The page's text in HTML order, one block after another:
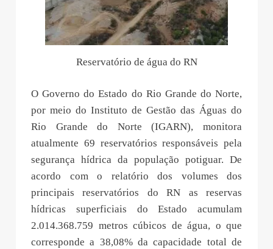
Reservatório de água do RN
O Governo do Estado do Rio Grande do Norte,
por meio do Instituto de Gestão das Águas do
Rio Grande do Norte (IGARN), monitora
atualmente 69 reservatórios responsáveis pela
segurança hídrica da população potiguar. De
acordo com o relatório dos volumes dos
principais reservatórios do RN as reservas
hídricas superficiais do Estado acumulam
2.014.368.759 metros cúbicos de água, o que
corresponde a 38,08% da capacidade total de